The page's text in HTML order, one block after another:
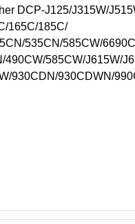
DCP-J125/J315W/
165C/185C/
535CN/585CW/
585CW/J615W/
930CDN/930CDWN/